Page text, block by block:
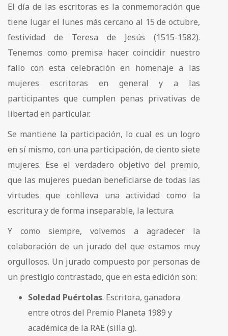
El día de las escritoras es la conmemoración que
tiene lugar el lunes más cercano al 15 de octubre,
festividad de Teresa de Jesús (1515-1582).
Tenemos como premisa hacer coincidir nuestro
fallo con esta celebración en homenaje a las
mujeres escritoras en general y a las
participantes que cumplen penas privativas de
libertad en particular.
Se mantiene la participación, lo cual es un logro
en sí mismo, con una participación, de ciento siete
mujeres. Ese el verdadero objetivo del premio,
que las mujeres puedan beneficiarse de todas las
virtudes que conlleva una actividad como la
escritura y de forma inseparable, la lectura.
Y como siempre, volvemos a agradecer la
colaboración de un jurado del que estamos muy
orgullosos. Un jurado compuesto por personas de
un prestigio contrastado, que en esta edición son:
Soledad Puértolas. Escritora, ganadora
entre otros del Premio Planeta 1989 y
académica de la RAE (silla g).